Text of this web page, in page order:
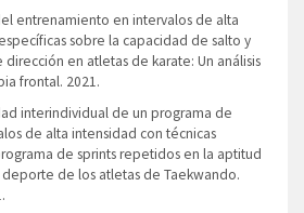
entrenamiento en intervalos de alta
sobre la capacidad de salto y
en atletas de karate: Un análisis
frontal. 2021.
interindividual de un programa de
de alta intensidad con técnicas
de sprints repetidos en la aptitud
de los atletas de Taekwando.